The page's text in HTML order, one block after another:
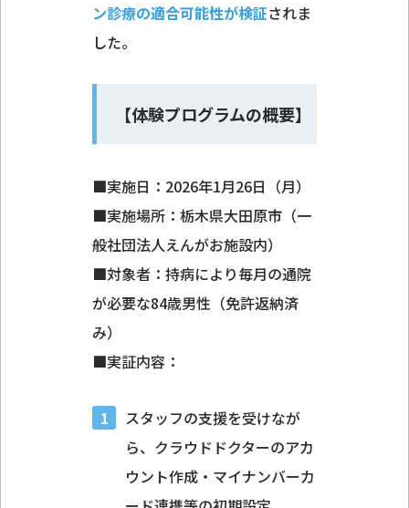
ン診療の適合可能性が検証されま
した。
【体験プログラムの概要】
■実施日：2026年1月26日（月）
■実施場所：栃木県大田原市（一
般社団法人えんがお施設内）
■対象者：持病により毎月の通院
が必要な84歳男性（免許返納済
み）
■実証内容：
スタッフの支援を受けなが
ら、クラウドドクターのアカ
ウント作成・マイナンバーカ